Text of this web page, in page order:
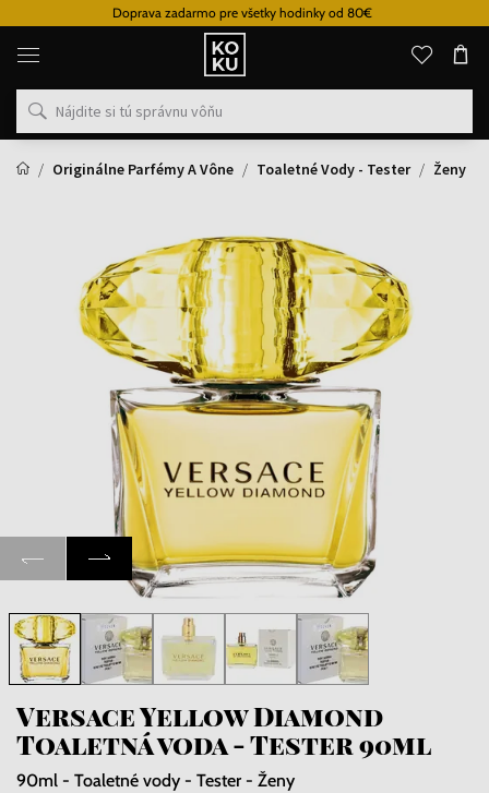
Doprava zadarmo pre všetky hodinky od 80€
Originálne
parfémy
hodinky
na
mieste
Originálne Parfémy A Vône
Toaletné Vody - Tester Ženy
Versace Yellow Diamond
Toaletná voda - Tester 90ml
90ml - Toaletné vody - Tester - Ženy